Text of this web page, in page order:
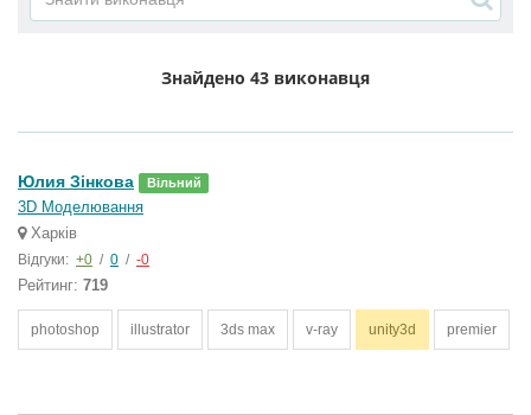
Знайдено 43 виконавця
Юлия Зінкова Вільний
3D Моделювання
Харків
Відгуки: +0 / 0 / -0
Рейтинг: 719
photoshop illustrator 3ds max v-ray unity3d premier